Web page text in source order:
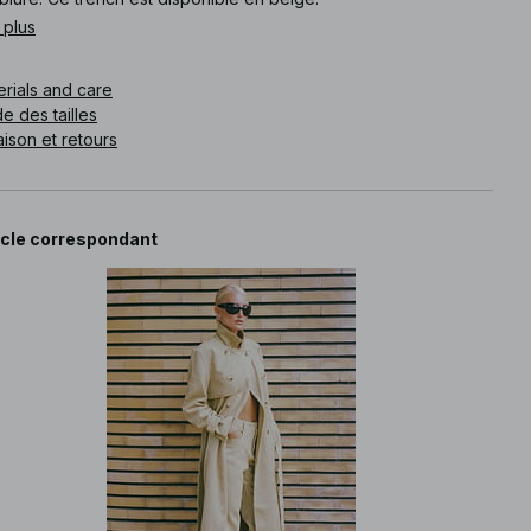
and care
des tailles
et retours
correspondant